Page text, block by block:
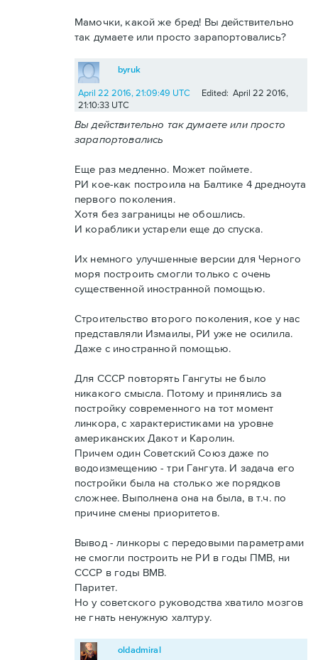
Мамочки, какой же бред! Вы действительно
так думаете или просто зарапортовались?
byruk
April 22 2016, 21:09:49 UTC
Edited: April 22 2016,
21:10:33 UTC
Вы действительно так думаете или просто
зарапортовались
Еще раз медленно. Может поймете.
РИ кое-как построила на Балтике 4 дредноута
первого поколения.
Хотя без заграницы не обошлись.
И кораблики устарели еще до спуска.
Их немного улучшенные версии для Черного
моря построить смогли только с очень
существенной иностранной помощью.
Строительство второго поколения, кое у нас
представляли Измаилы, РИ уже не осилила.
Даже с иностранной помощью.
Для СССР повторять Гангуты не было
никакого смысла. Потому и принялись за
постройку современного на тот момент
линкора, с характеристиками на уровне
американских Дакот и Каролин.
Причем один Советский Союз даже по
водоизмещению - три Гангута. И задача его
постройки была на столько же порядков
сложнее. Выполнена она на была, в т.ч. по
причине смены приоритетов.
Вывод - линкоры с передовыми параметрами
не смогли построить не РИ в годы ПМВ, ни
СССР в годы ВМВ.
Паритет.
Но у советского руководства хватило мозгов
не гнать ненужную халтуру.
oldadmiral